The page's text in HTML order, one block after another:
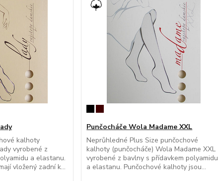
kalhoty
vyrobené z
a elastanu.
vložený zadní k...
Punčocháče Wola Madame XXL
Neprůhledné Plus Size punčochové
kalhoty (punčocháče) Wola Madame XXL
vyrobené z bavlny s přídavkem polyamidu
a elastanu. Punčochové kalhoty jsou...